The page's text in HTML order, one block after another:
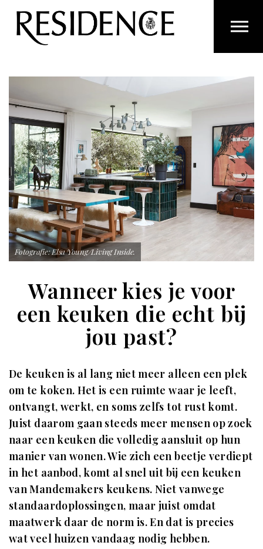
Overslaan en ga direct naar de inhoud
Fotografie: Elsa Young/Living Inside.
Wanneer kies je voor
een keuken die echt bij
jou past?
De keuken is al lang niet meer alleen een plek
om te koken. Het is een ruimte waar je leeft,
ontvangt, werkt, en soms zelfs tot rust komt.
Juist daarom gaan steeds meer mensen op zoek
naar een keuken die volledig aansluit op hun
manier van wonen. Wie zich een beetje verdiept
in het aanbod, komt al snel uit bij een keuken
van Mandemakers keukens. Niet vanwege
standaardoplossingen, maar juist omdat
maatwerk daar de norm is. En dat is precies
wat veel huizen vandaag nodig hebben.